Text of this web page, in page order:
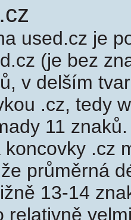
used.cz je
(je bez
v delším
.cz, tedy
11
koncovky .cz
průměrná
13-14
relativně